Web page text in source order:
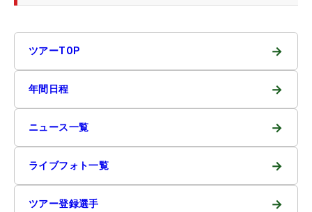
ツアーTOP →
年間日程 →
ニュース一覧 →
ライブフォト一覧 →
ツアー登録選手 →